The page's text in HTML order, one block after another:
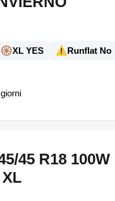
🛞XL YES ⚠️Runflat No
45 R18 100W